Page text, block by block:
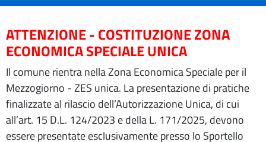
ATTENZIONE - COSTITUZIONE ZONA
ECONOMICA SPECIALE UNICA
Il comune rientra nella Zona Economica Speciale per il
Mezzogiorno - ZES unica. La presentazione di pratiche
finalizzate al rilascio dell’Autorizzazione Unica, di cui
all’art. 15 D.L. 124/2023 e della L. 171/2025, devono
essere presentate esclusivamente presso lo Sportello